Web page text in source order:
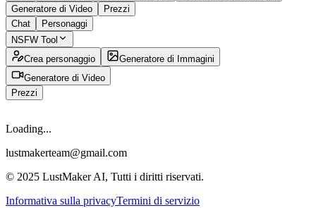
Generatore di Video
Prezzi
Chat
Personaggi
NSFW Tool
Crea personaggio
Generatore di Immagini
Generatore di Video
Prezzi
Loading...
lustmakerteam@gmail.com
© 2025 LustMaker AI, Tutti i diritti riservati.
Informativa sulla privacyTermini di servizio